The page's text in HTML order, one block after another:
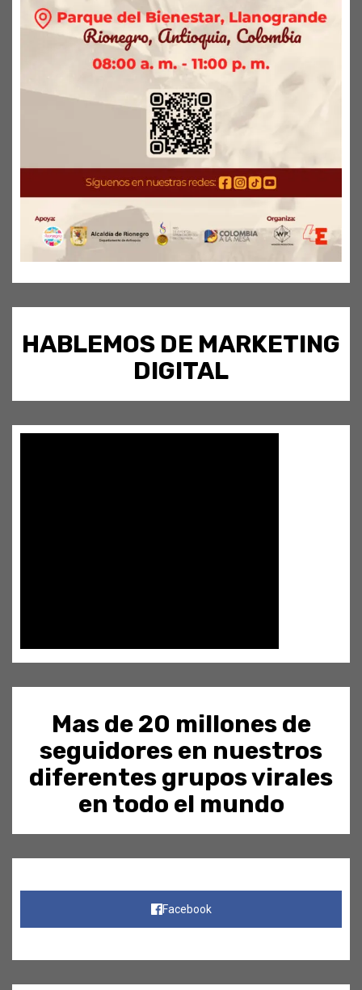
HABLEMOS DE MARKETING
DIGITAL
Mas de 20 millones de
seguidores en nuestros
diferentes grupos virales
en todo el mundo
Facebook